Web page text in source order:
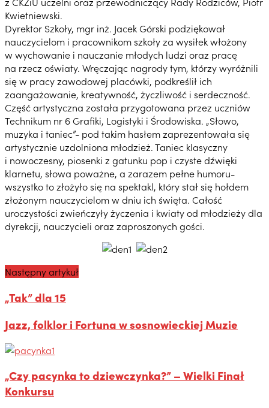
Kwietniewski.
Dyrektor Szkoły, mgr inż. Jacek Górski podziękował
nauczycielom i pracownikom szkoły za wysiłek włożony
w wychowanie i nauczanie młodych ludzi oraz pracę
na rzecz oświaty. Wręczając nagrody tym, którzy wyróżnili
się w pracy zawodowej placówki, podkreślił ich
zaangażowanie, kreatywność, życzliwość i serdeczność.
Część artystyczna została przygotowana przez uczniów
Technikum nr 6 Grafiki, Logistyki i Środowiska. „Słowo,
muzyka i taniec”- pod takim hasłem zaprezentowała się
artystycznie uzdolniona młodzież. Taniec klasyczny
i nowoczesny, piosenki z gatunku pop i czyste dźwięki
klarnetu, słowa poważne, a zarazem pełne humoru-
wszystko to złożyło się na spektakl, który stał się hołdem
złożonym nauczycielom w dniu ich święta. Całość
uroczystości zwieńczyły życzenia i kwiaty od młodzieży dla
dyrekcji, nauczycieli oraz zaproszonych gości.
Następny artykuł
„Tak” dla 15
Jazz, folklor i Fortuna w sosnowieckiej Muzie
„Czy pacynka to dziewczynka?” – Wielki Finał
Konkursu